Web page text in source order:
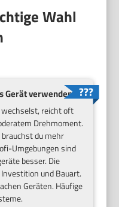
Wahl
verwenden?
reicht oft
Drehmoment.
du mehr
Umgebungen sind
besser. Die
und Bauart.
Geräten. Häufige